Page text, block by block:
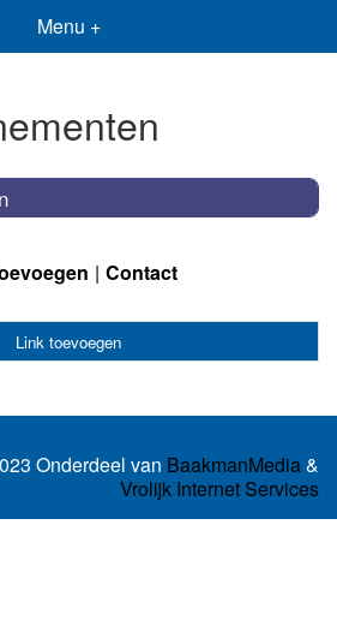
Menu +
Contact
Link toevoegen
Onderdeel van BaakmanMedia&
Vrolijk Internet Services